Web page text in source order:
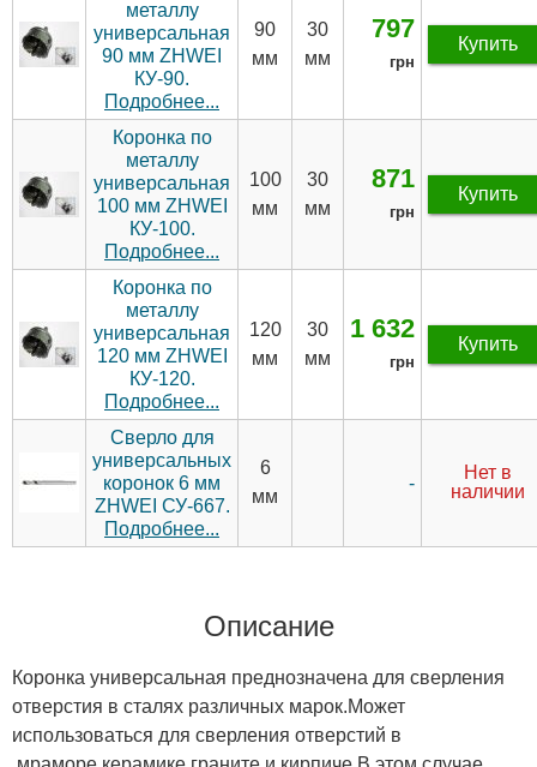
металлу
универсальная
90 мм ZHWEI
КУ-90.
Подробнее...
90
мм
30
мм
797
грн
Купить
Коронка по
металлу
универсальная
100 мм ZHWEI
КУ-100.
Подробнее...
100
мм
30
мм
871
грн
Купить
Коронка по
металлу
универсальная
120 мм ZHWEI
КУ-120.
Подробнее...
120
мм
30
мм
1 632
грн
Купить
Сверло для
универсальных
коронок 6 мм
ZHWEI СУ-667.
Подробнее...
6
мм
-
Нет в
наличии
Описание
Коронка универсальная преднозначена для сверления
отверстия в сталях различных марок.Может
использоваться для сверления отверстий в